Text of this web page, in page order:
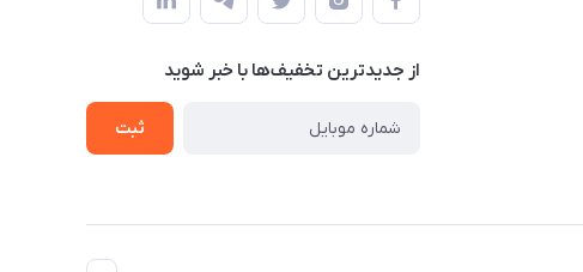
از جدید‌ترین تخفیف‌ها با‌ خبر شوید
ثبت